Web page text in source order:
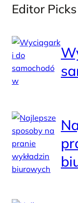
Editor Picks